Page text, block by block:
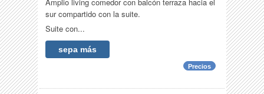
Amplio living comedor con balcón terraza hacia el
sur compartido con la suite.
Suite con...
sepa más
Precios